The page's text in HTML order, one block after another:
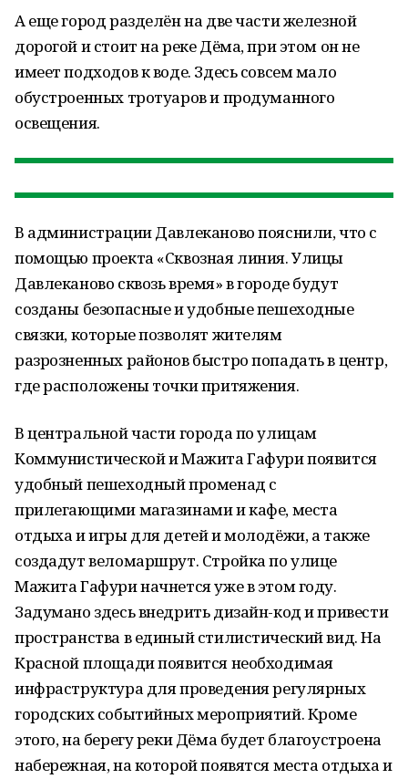
А еще город разделён на две части железной
дорогой и стоит на реке Дёма, при этом он не
имеет подходов к воде. Здесь совсем мало
обустроенных тротуаров и продуманного
освещения.
В администрации Давлеканово пояснили, что с
помощью проекта «Сквозная линия. Улицы
Давлеканово сквозь время» в городе будут
созданы безопасные и удобные пешеходные
связки, которые позволят жителям
разрозненных районов быстро попадать в центр,
где расположены точки притяжения.
В центральной части города по улицам
Коммунистической и Мажита Гафури появится
удобный пешеходный променад с
прилегающими магазинами и кафе, места
отдыха и игры для детей и молодёжи, а также
создадут веломаршрут. Стройка по улице
Мажита Гафури начнется уже в этом году.
Задумано здесь внедрить дизайн-код и привести
пространства в единый стилистический вид. На
Красной площади появится необходимая
инфраструктура для проведения регулярных
городских событийных мероприятий. Кроме
этого, на берегу реки Дёма будет благоустроена
набережная, на которой появятся места отдыха и